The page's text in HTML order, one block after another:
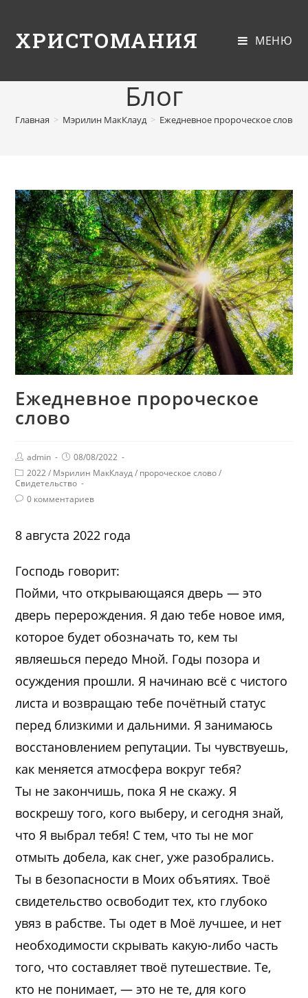
ХРИСТОМАНИЯ МЕНЮ
Блог
Главная > Мэрилин МакКлауд > Ежедневное пророческое слово
Ежедневное пророческое
слово
admin
08/08/2022
2022 / Мэрилин МакКлауд / пророческое слово /
Свидетельство
0 комментариев
8 августа 2022 года
Господь говорит:
Пойми, что открывающаяся дверь — это
дверь перерождения. Я даю тебе новое имя,
которое будет обозначать то, кем ты
являешься передо Мной. Годы позора и
осуждения прошли. Я начинаю всё с чистого
листа и возвращаю тебе почётный статус
перед близкими и дальними. Я занимаюсь
восстановлением репутации. Ты чувствуешь,
как меняется атмосфера вокруг тебя?
Ты не закончишь, пока Я не скажу. Я
воскрешу того, кого выберу, и сегодня знай,
что Я выбрал тебя! С тем, что ты не мог
отмыть добела, как снег, уже разобрались.
Ты в безопасности в Моих объятиях. Твоё
свидетельство освободит тех, кто глубоко
увяз в рабстве. Ты одет в Моё лучшее, и нет
необходимости скрывать какую-либо часть
того, что составляет твоё путешествие. Те,
кто не понимает, — это не те, для кого